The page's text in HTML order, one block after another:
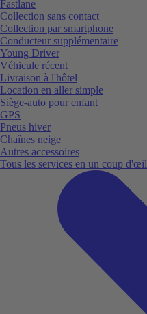
Fastlane
Collection sans contact
Collection par smartphone
Conducteur supplémentaire
Young Driver
Véhicule récent
Livraison à l'hôtel
Location en aller simple
Siège-auto pour enfant
GPS
Pneus hiver
Chaînes neige
Autres accessoires
Tous les services en un coup d'œil